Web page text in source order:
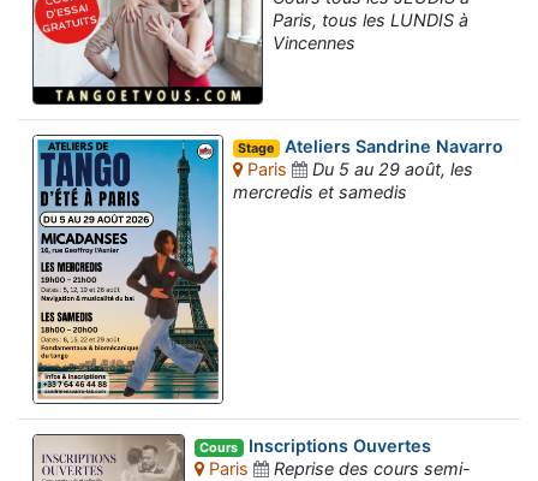
Paris, tous les LUNDIS à
Vincennes
Stage Ateliers Sandrine Navarro
Paris
Du 5 au 29 août, les
mercredis et samedis
Cours Inscriptions Ouvertes
Paris
Reprise des cours semi-